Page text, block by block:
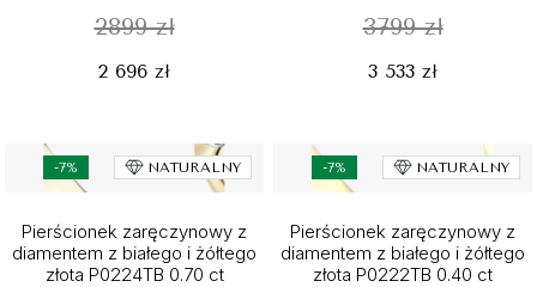
2899 zł
2 696 zł
3799 zł
3 533 zł
-7% NATURALNY
Pierścionek zaręczynowy z
diamentem z białego i żółtego
złota P0224TB 0.70 ct
-7% NATURALNY
Pierścionek zaręczynowy z
diamentem z białego i żółtego
złota P0222TB 0.40 ct